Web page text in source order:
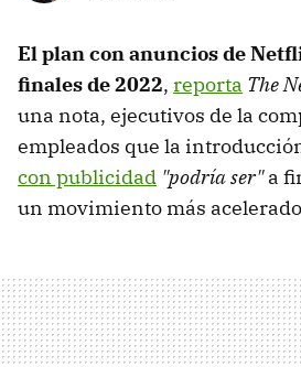
El plan con anuncios de
finales de 2022, reporta The
una nota, ejecutivos de la
empleados que la
con publicidad "podría ser"a
un movimiento más